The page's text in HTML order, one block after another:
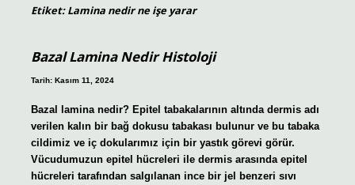
Etiket:Lamina nedir ne işe yarar
Bazal Lamina Nedir Histoloji
Tarih: Kasım 11, 2024
Bazal lamina nedir? Epitel tabakalarının altında dermis adı
verilen kalın bir bağ dokusu tabakası bulunur ve bu tabaka
cildimiz ve iç dokularımız için bir yastık görevi görür.
Vücudumuzun epitel hücreleri ile dermis arasında epitel
hücreleri tarafından salgılanan ince bir jel benzeri sıvı